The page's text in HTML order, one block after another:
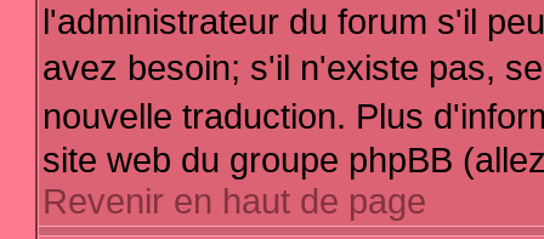
l'administrateur du forum s'il
avez besoin; s'il n'existe pas,
nouvelle traduction. Plus
site web du groupe phpBB
Revenir en haut de page